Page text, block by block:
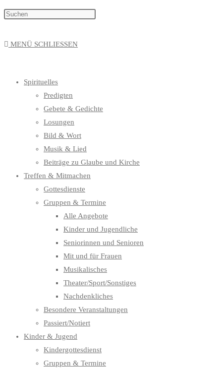
MENÜ SCHLIESSEN
Spirituelles
Predigten
Gebete & Gedichte
Losungen
Bild & Wort
Musik & Lied
Beiträge zu Glaube und Kirche
Treffen & Mitmachen
Gottesdienste
Gruppen & Termine
Alle Angebote
Kinder und Jugendliche
Seniorinnen und Senioren
Mit und für Frauen
Musikalisches
Theater/Sport/Sonstiges
Nachdenkliches
Besondere Veranstaltungen
Passiert/Notiert
Kinder & Jugend
Kindergottesdienst
Gruppen & Termine